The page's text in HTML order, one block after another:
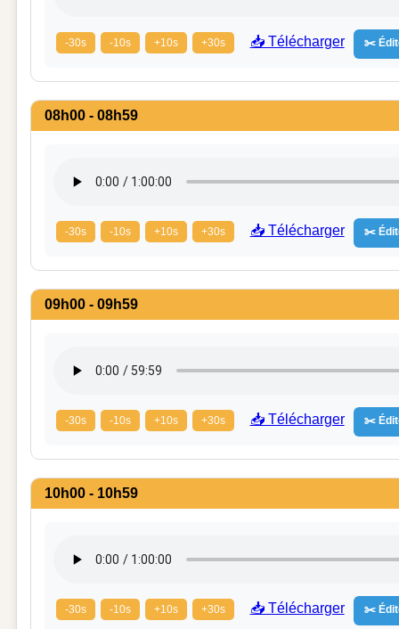
-30s -10s +10s +30s 📥 Télécharger ✂️
08h00 - 08h59
-30s -10s +10s +30s 📥 Télécharger ✂️
09h00 - 09h59
-30s -10s +10s +30s 📥 Télécharger ✂️
10h00 - 10h59
-30s -10s +10s +30s 📥 Télécharger ✂️